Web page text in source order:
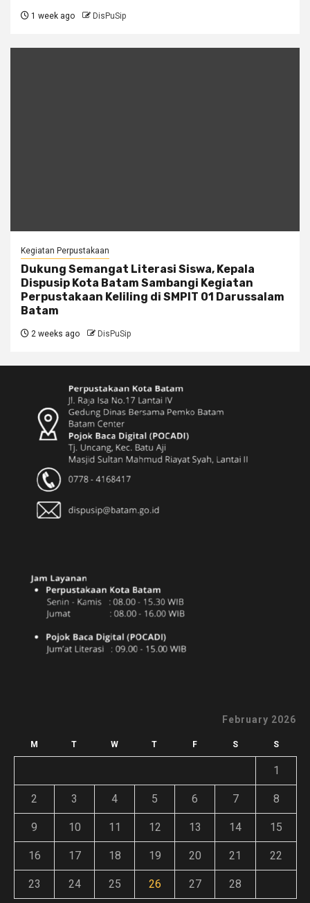
1 week ago DisPuSip
Kegiatan Perpustakaan
Dukung Semangat Literasi Siswa, Kepala
Dispusip Kota Batam Sambangi Kegiatan
Perpustakaan Keliling di SMPIT 01 Darussalam
Batam
2 weeks ago DisPuSip
February 2026
M T W T F S S
1
2 3 4 5 6 7 8
9 10 11 12 13 14 15
16 17 18 19 20 21 22
23 24 25 26 27 28